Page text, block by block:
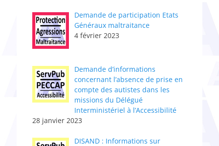
Demande de participation Etats
Généraux maltraitance
4 février 2023
​Demande d’informations
concernant l’absence de prise en
compte des autistes dans les
missions du Délégué
Interministériel à l’Accessibilité
28 janvier 2023
DISAND : Informations sur